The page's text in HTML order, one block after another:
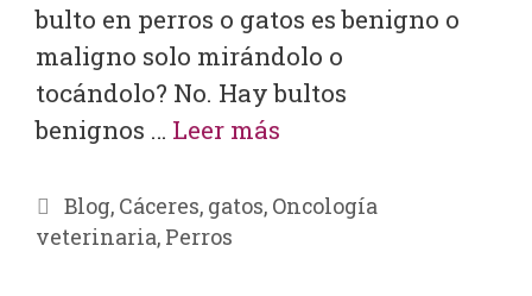
bulto en perros o gatos es benigno o
maligno solo mirándolo o
tocándolo? No. Hay bultos
benignos … Leer más
Blog, Cáceres, gatos, Oncología
veterinaria, Perros